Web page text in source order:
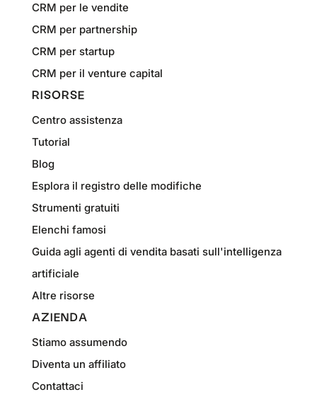
CRM per le vendite
CRM per partnership
CRM per startup
CRM per il venture capital
RISORSE
Centro assistenza
Tutorial
Blog
Esplora il registro delle modifiche
Strumenti gratuiti
Elenchi famosi
Guida agli agenti di vendita basati sull'intelligenza
artificiale
Altre risorse
AZIENDA
Stiamo assumendo
Diventa un affiliato
Contattaci